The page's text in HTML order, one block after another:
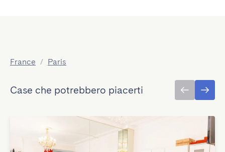
France / Paris
Case che potrebbero piacerti